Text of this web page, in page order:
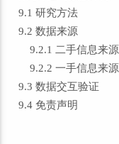
9.1 研究方法
9.2 数据来源
9.2.1 二手信息来源
9.2.2 一手信息来源
9.3 数据交互验证
9.4 免责声明